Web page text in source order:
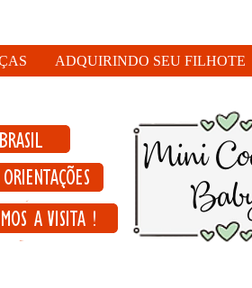
ADQUIRINDO SEU FILHOTE